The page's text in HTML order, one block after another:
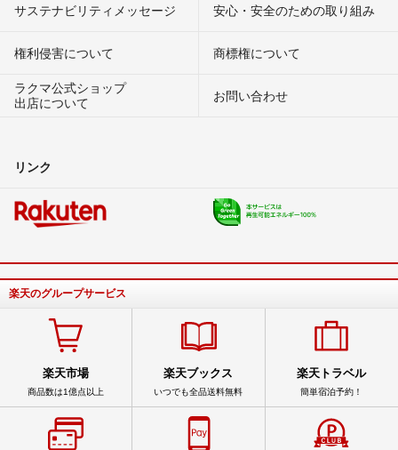
サステナビリティメッセージ 安心・安全のための取り組み
権利侵害について
商標権について
ラクマ公式ショップ
出店について
お問い合わせ
リンク
楽天のグループサービス
楽天市場
商品数は1億点以上
楽天ブックス
いつでも全品送料無料
楽天トラベル
簡単宿泊予約！